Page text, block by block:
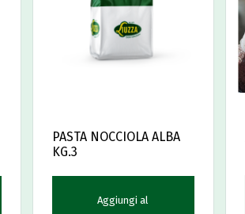
PASTA NOCCIOLA ALBA
KG.3
Aggiungi al